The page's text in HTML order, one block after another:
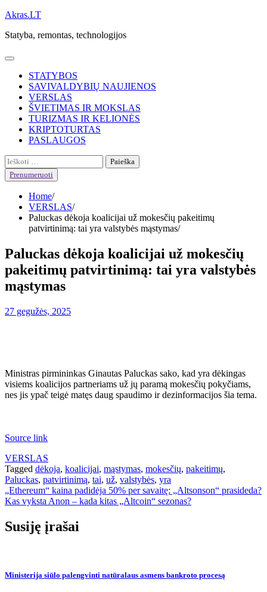
Skip
content
Akras.LT
Statyba, remontas, technologijos
STATYBOS
SAVIVALDYBIŲ NAUJIENOS
VERSLAS
ŠVIETIMAS IR MOKSLAS
TURIZMAS IR KELIONĖS
KRIPTOTURTAS
PASLAUGOS
Ieškoti:
Prenumeruoti
Home
VERSLAS
Paluckas dėkoja koalicijai už mokesčių pakeitimų
patvirtinimą: tai yra valstybės mąstymas
Paluckas dėkoja koalicijai už mokesčių
pakeitimų patvirtinimą: tai yra valstybės
mąstymas
27 gegužės, 2025
Ministras pirmininkas Ginautas Paluckas sako, kad yra dėkingas
visiems koalicijos partneriams už jų paramą mokesčių pokyčiams,
nes jis ypač teigė matęs daug spaudimo ir dezinformacijos šia tema.
Source link
VERSLAS
Tagged dėkoja, koalicijai, mąstymas, mokesčių, pakeitimų,
Paluckas, patvirtinimą, tai, už, valstybės, yra
Navigacija
tarp
įrašų
„Ethereum“ kaina padidėja 50% per savaitę: „Altsonson“ prasideda?
Kas vyksta Anon – kada kitas „Altcoin“ sezonas?
Susiję įrašai
Ministerija siūlo palengvinti natūralaus asmens bankroto procesą